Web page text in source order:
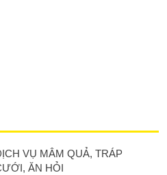
VỤ MÂM QUẢ, TRÁP
ĂN HỎI